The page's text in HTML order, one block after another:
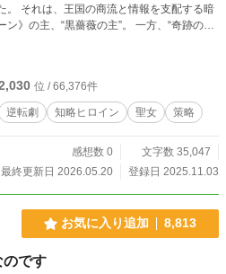
。 それは、王国の商流と情報を支配する暗
、“黒薔薇の主”。 一方、“奇跡の聖
るミリアの力には、決して暴かれてはなら
ていた。 偽りの奇跡、操られた民衆、歪め
物語ではない。 誇りを踏みにじられた悪役
略と優雅な微笑で世界を断罪する、華麗な
位 / 66,376件
逆転劇 知略ヒロイン 聖女 策略
感想数 0
文字数 35,047
最終更新日 2026.05.20
登録日 2025.11.03
お気に入り追加 8,813
のです